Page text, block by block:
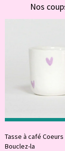
Nos
Tasse à café
Bouclez-la